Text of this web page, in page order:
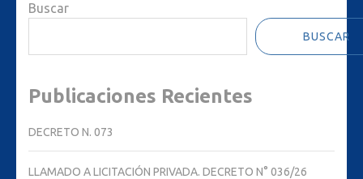
Buscar
BUSCAR
Publicaciones Recientes
DECRETO N. 073
LLAMADO A LICITACIÓN PRIVADA. DECRETO N° 036/26